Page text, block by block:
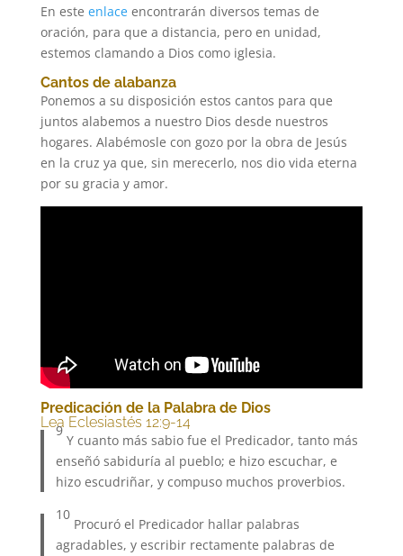
En este enlaceencontrarán diversos temas de
oración, para que a distancia, pero en unidad,
estemos clamando a Dios como iglesia.
Cantos de alabanza
Ponemos a su disposición estos cantos para que
juntos alabemos a nuestro Dios desde nuestros
hogares. Alabémosle con gozo por la obra de Jesús
en la cruz ya que, sin merecerlo, nos dio vida eterna
por su gracia y amor.
Predicación de la Palabra de Dios
Lea Eclesiastés 12:9-14
9
Y cuanto más sabio fue el Predicador, tanto más
enseñó sabiduría al pueblo; e hizo escuchar, e
hizo escudriñar, y compuso muchos proverbios.
10
Procuró el Predicador hallar palabras
agradables, y escribir rectamente palabras de